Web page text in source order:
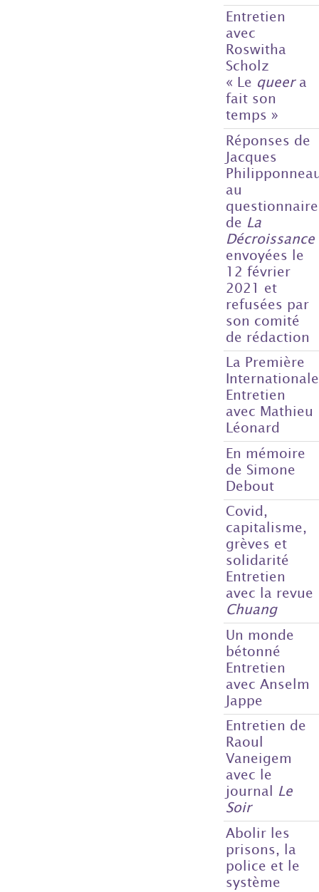
Entretien
avec
Roswitha
Scholz
« Le queera
fait son
temps »
Réponses de
Jacques
au
questionnaire
de La
Décroissance
envoyées le
12 février
2021 et
refusées par
son comité
de rédaction
La Première
Internationale
Entretien
avec Mathieu
Léonard
En mémoire
de Simone
Debout
Covid,
capitalisme,
grèves et
solidarité
Entretien
avec la revue
Chuang
Un monde
bétonné
Entretien
avec Anselm
Jappe
Entretien de
Raoul
Vaneigem
avec le
journal Le
Soir
Abolir les
prisons, la
police et le
système